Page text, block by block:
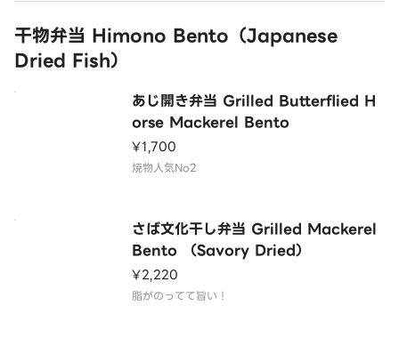
干物弁当 Himono Bento（Japanese
Dried Fish）
あじ開き弁当 Grilled Butterflied H
orse Mackerel Bento
¥1,700
焼物人気No2
さば文化干し弁当 Grilled Mackerel
Bento （Savory Dried）
¥2,220
脂がのってて旨い！